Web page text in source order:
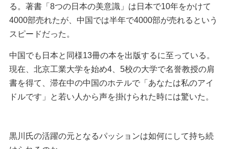
る。著書「8つの日本の美意識」は日本で10年をかけて
4000部売れたが、中国では半年で4000部が売れるという
スピードだった。
中国でも日本と同様13冊の本を出版するに至っている。
現在、北京工業大学を始め4、5校の大学で名誉教授の肩
書を得て、滞在中の中国のホテルで「あなたは私のアイ
ドルです」と若い人から声を掛けられた時には驚いた。
黒川氏の活躍の元となるパッションは如何にして持ち続